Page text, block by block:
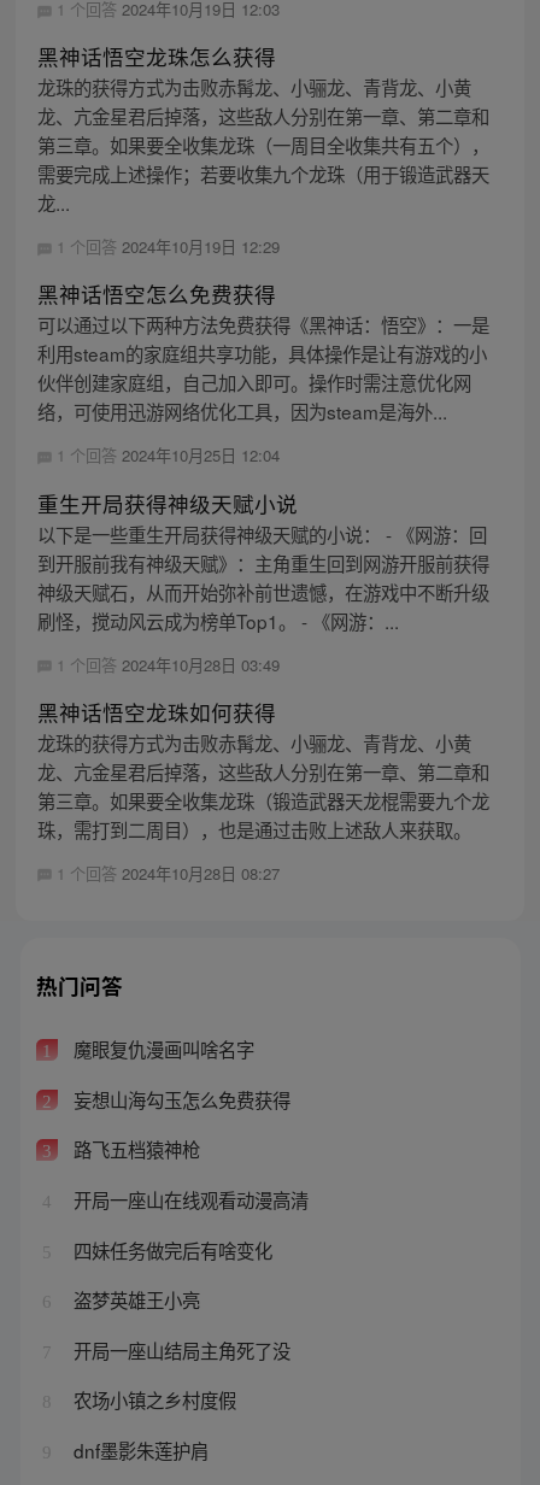
1 个回答 2024年10月19日 12:03
黑神话悟空龙珠怎么获得
龙珠的获得方式为击败赤髯龙、小骊龙、青背龙、小黄
龙、亢金星君后掉落，这些敌人分别在第一章、第二章和
第三章。如果要全收集龙珠（一周目全收集共有五个），
需要完成上述操作；若要收集九个龙珠（用于锻造武器天
龙...
1 个回答 2024年10月19日 12:29
黑神话悟空怎么免费获得
可以通过以下两种方法免费获得《黑神话：悟空》：一是
利用steam的家庭组共享功能，具体操作是让有游戏的小
伙伴创建家庭组，自己加入即可。操作时需注意优化网
络，可使用迅游网络优化工具，因为steam是海外...
1 个回答 2024年10月25日 12:04
重生开局获得神级天赋小说
以下是一些重生开局获得神级天赋的小说： - 《网游：回
到开服前我有神级天赋》：主角重生回到网游开服前获得
神级天赋石，从而开始弥补前世遗憾，在游戏中不断升级
刷怪，搅动风云成为榜单Top1。 - 《网游：...
1 个回答 2024年10月28日 03:49
黑神话悟空龙珠如何获得
龙珠的获得方式为击败赤髯龙、小骊龙、青背龙、小黄
龙、亢金星君后掉落，这些敌人分别在第一章、第二章和
第三章。如果要全收集龙珠（锻造武器天龙棍需要九个龙
珠，需打到二周目），也是通过击败上述敌人来获取。
1 个回答 2024年10月28日 08:27
热门问答
1 魔眼复仇漫画叫啥名字
2 妄想山海勾玉怎么免费获得
3 路飞五档猿神枪
4 开局一座山在线观看动漫高清
5 四妹任务做完后有啥变化
6 盗梦英雄王小亮
7 开局一座山结局主角死了没
8 农场小镇之乡村度假
9 dnf墨影朱莲护肩